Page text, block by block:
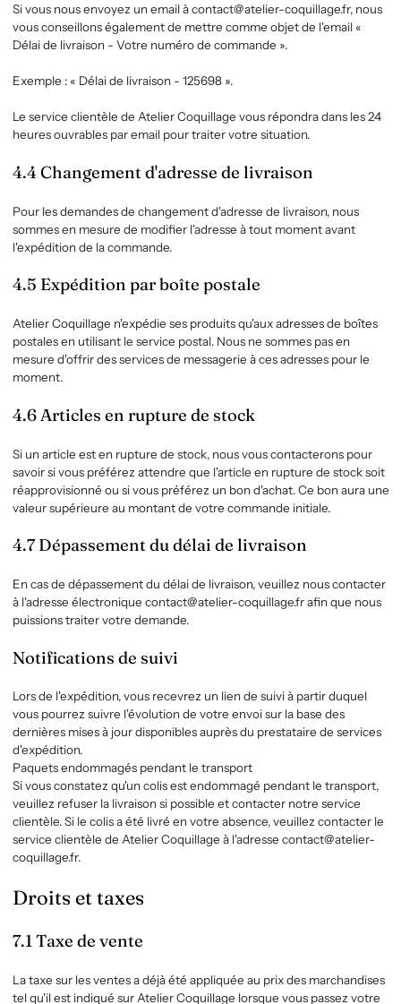
Si vous nous envoyez un email à contact@atelier-coquillage.fr, nous
vous conseillons également de mettre comme objet de l'email «
Délai de livraison - Votre numéro de commande ».
Exemple : « Délai de livraison - 125698 ».
Le service clientèle de Atelier Coquillage vous répondra dans les 24
heures ouvrables par email pour traiter votre situation.
4.4 Changement d'adresse de livraison
Pour les demandes de changement d'adresse de livraison, nous
sommes en mesure de modifier l'adresse à tout moment avant
l'expédition de la commande.
4.5 Expédition par boîte postale
Atelier Coquillage n'expédie ses produits qu'aux adresses de boîtes
postales en utilisant le service postal. Nous ne sommes pas en
mesure d'offrir des services de messagerie à ces adresses pour le
moment.
4.6 Articles en rupture de stock
Si un article est en rupture de stock, nous vous contacterons pour
savoir si vous préférez attendre que l'article en rupture de stock soit
réapprovisionné ou si vous préférez un bon d'achat. Ce bon aura une
valeur supérieure au montant de votre commande initiale.
4.7 Dépassement du délai de livraison
En cas de dépassement du délai de livraison, veuillez nous contacter
à l'adresse électronique contact@atelier-coquillage.fr afin que nous
puissions traiter votre demande.
Notifications de suivi
Lors de l'expédition, vous recevrez un lien de suivi à partir duquel
vous pourrez suivre l'évolution de votre envoi sur la base des
dernières mises à jour disponibles auprès du prestataire de services
d'expédition.
Paquets endommagés pendant le transport
Si vous constatez qu'un colis est endommagé pendant le transport,
veuillez refuser la livraison si possible et contacter notre service
clientèle. Si le colis a été livré en votre absence, veuillez contacter le
service clientèle de Atelier Coquillage à l'adresse contact@atelier-
coquillage.fr.
Droits et taxes
7.1 Taxe de vente
La taxe sur les ventes a déjà été appliquée au prix des marchandises
tel qu'il est indiqué surAtelier Coquillage lorsque vous passez votre